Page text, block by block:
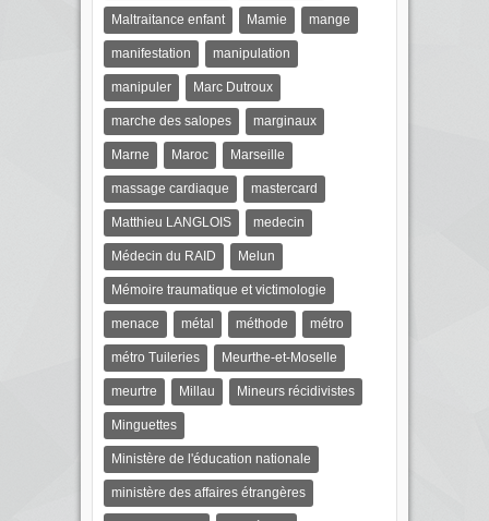
Maltraitance enfant Mamie mange
manifestation manipulation
manipuler Marc Dutroux
marche des salopes marginaux
Marne Maroc Marseille
massage cardiaque mastercard
Matthieu LANGLOIS medecin
Médecin du RAID Melun
Mémoire traumatique et victimologie
menace métal méthode métro
métro Tuileries Meurthe-et-Moselle
meurtre Millau Mineurs récidivistes
Minguettes
Ministère de l'éducation nationale
ministère des affaires étrangères